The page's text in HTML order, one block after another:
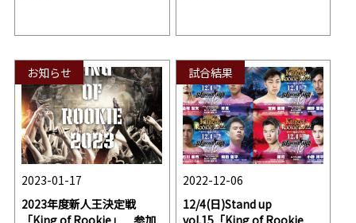
お知らせ
2023-01-17
2023年度新人王決定戦
「King of Rookie」 参加
試合結果
2022-12-06
12/4(日)Stand up
vol.15「King of Rookie